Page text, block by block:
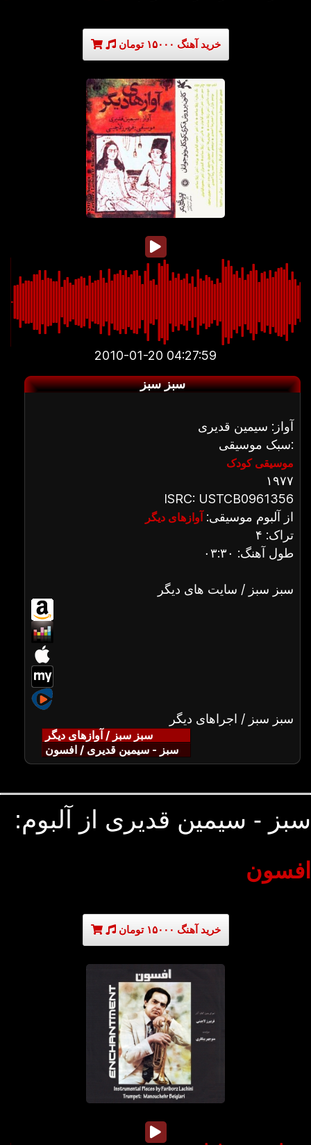
خرید آهنگ ۱۵۰۰۰ تومان
2010-01-20 04:27:59
سبز سبز
آواز: سیمین قدیری
سبک موسیقی:
موسیقی کودک
۱۹۷۷
ISRC: USTCB0961356
از آلبوم موسیقی: آوازهای دیگر
تراک: ۴
طول آهنگ: ۰۳:۳۰
سبز سبز / سایت های دیگر
سبز سبز / اجراهای دیگر
سبز سبز / آوازهای دیگر
سبز - سیمین قدیری / افسون
سبز - سیمین قدیری از آلبوم:
افسون
خرید آهنگ ۱۵۰۰۰ تومان